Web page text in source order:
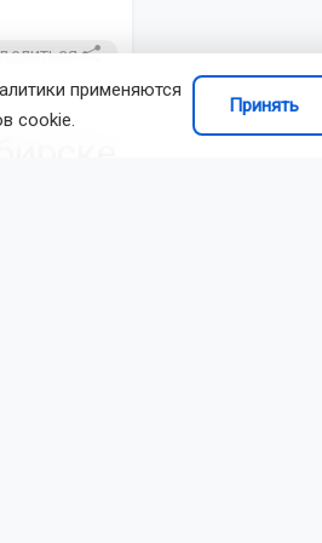
применяются
cookie.
Принять